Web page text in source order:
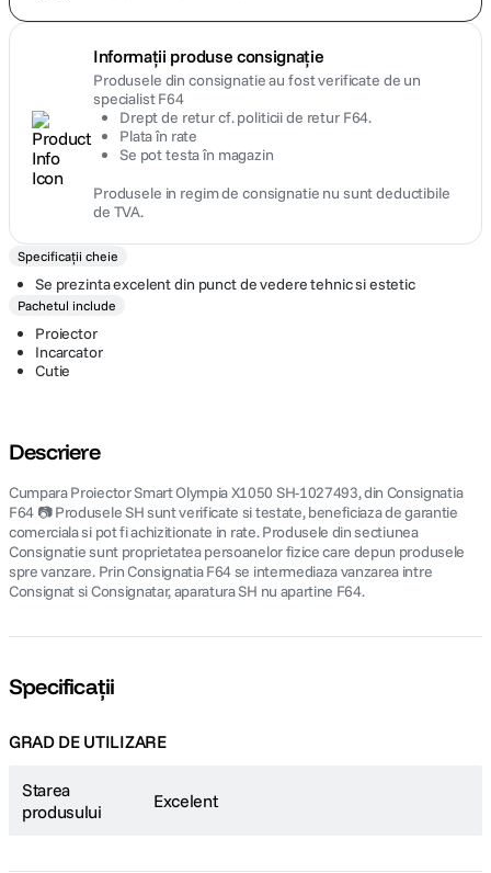
Informații produse consignație
Produsele din consignatie au fost verificate de un
specialist F64
Drept de retur cf. politicii de retur F64.
Plata în rate
Se pot testa în magazin
Produsele in regim de consignatie nu sunt deductibile
de TVA.
Specificații cheie
Se prezinta excelent din punct de vedere tehnic si estetic
Pachetul include
Proiector
Incarcator
Cutie
Descriere
Cumpara Proiector Smart Olympia X1050 SH-1027493, din Consignatia
F64 📷 Produsele SH sunt verificate si testate, beneficiaza de garantie
comerciala si pot fi achizitionate in rate. Produsele din sectiunea
Consignatie sunt proprietatea persoanelor fizice care depun produsele
spre vanzare. Prin Consignatia F64 se intermediaza vanzarea intre
Consignat si Consignatar, aparatura SH nu apartine F64.
Specificații
GRAD DE UTILIZARE
Starea
produsului
Excelent